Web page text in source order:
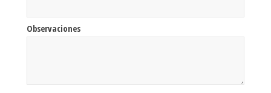
Observaciones